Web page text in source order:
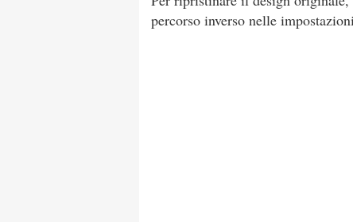
percorso inverso nelle